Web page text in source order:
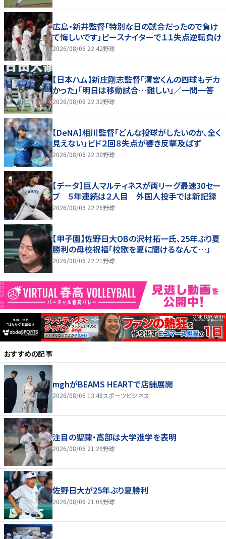
広島・新井監督「特別な日の試合だったので負け
て悔しいです」ピースナイターで１１失点逆転負け
2026/08/06 22:42野球
【日本ハム】新庄剛志監督「清宮くんの四球もデカ
かった」「明日は移動試合…難しい」／一問一答
2026/08/06 22:32野球
【DeNA】相川監督「どんな投球がしたいのか、全く
見えない」ビド２回８失点が響き反撃及ばず
2026/08/06 22:30野球
【データ】巨人マルティネスが両リーグ最速30セー
ブ ５年連続は２人目 外国人投手では新記録
2026/08/06 22:26野球
【甲子園】佐野日大ОBの沢村拓一氏、25年ぶり夏
勝利の母校祝福「校歌を夏に聞けるなんて…」
2026/08/06 22:21 野球
おすすめの記事
mghがBEAMS HEARTで店舗展開
2026/08/06 13:48スポーツビジネス
注目の聖隷・高部は大学進学を表明
2026/08/06 21:29野球
佐野日大が25年ぶり夏勝利
2026/08/06 21:05野球